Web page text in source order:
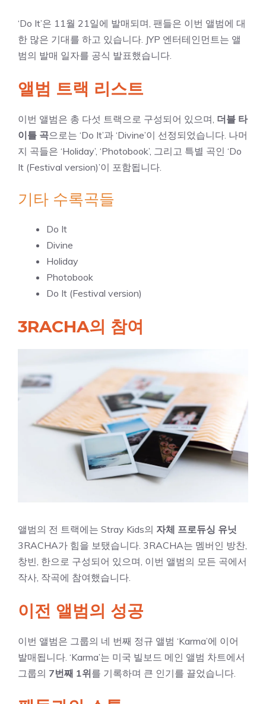
‘Do It’은 11월 21일에 발매되며, 팬들은 이번 앨범에 대
한 많은 기대를 하고 있습니다. JYP 엔터테인먼트는 앨
범의 발매 일자를 공식 발표했습니다.
앨범 트랙 리스트
이번 앨범은 총 다섯 트랙으로 구성되어 있으며, 더블 타
이틀 곡으로는 ‘Do It’과 ‘Divine’이 선정되었습니다. 나머
지 곡들은 ‘Holiday’, ‘Photobook’, 그리고 특별 곡인 ‘Do
It (Festival version)’이 포함됩니다.
기타 수록곡들
Do It
Divine
Holiday
Photobook
Do It (Festival version)
3RACHA의 참여
앨범의 전 트랙에는 Stray Kids의 자체 프로듀싱 유닛
3RACHA가 힘을 보탰습니다. 3RACHA는 멤버인 방찬,
창빈, 한으로 구성되어 있으며, 이번 앨범의 모든 곡에서
작사, 작곡에 참여했습니다.
이전 앨범의 성공
이번 앨범은 그룹의 네 번째 정규 앨범 ‘Karma’에 이어
발매됩니다. ‘Karma’는 미국 빌보드 메인 앨범 차트에서
그룹의 7번째 1위를 기록하며 큰 인기를 끌었습니다.